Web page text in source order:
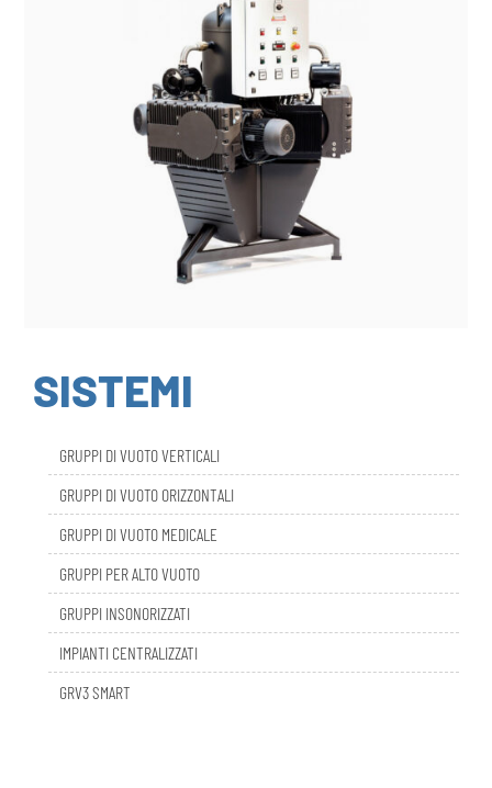
SISTEMI
GRUPPI DI VUOTO ORIZZONTALI
GRUPPI DI VUOTO MEDICALE
GRUPPI PER ALTO VUOTO
GRUPPI INSONORIZZATI
IMPIANTI CENTRALIZZATI
GRV3 SMART